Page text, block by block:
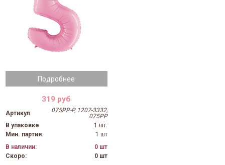
Подробнее
319 руб
Артикул:
075PP-P, 1207-3332,
075PP
В упаковке:
1 шт.
Мин. партия:
1 шт
В наличии:
0 шт
Скоро:
0 шт